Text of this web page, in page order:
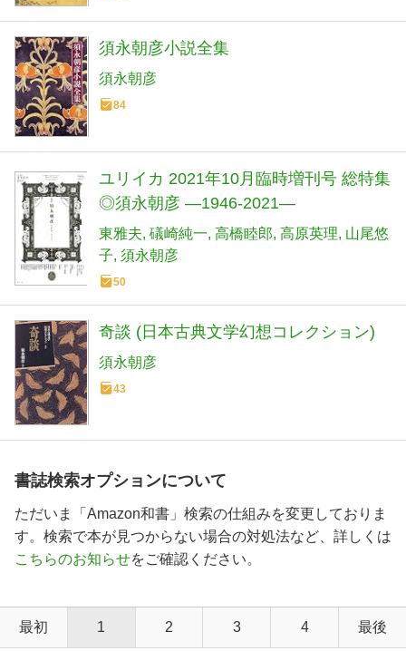
須永朝彦小説全集
須永朝彦
84
ユリイカ 2021年10月臨時増刊号 総特集
◎須永朝彦 ―1946-2021―
東雅夫 礒崎純一 高橋睦郎 高原英理 山尾悠
子 須永朝彦
50
奇談 (日本古典文学幻想コレクション)
須永朝彦
43
書誌検索オプションについて
ただいま「Amazon和書」検索の仕組みを変更しておりま
す。検索で本が見つからない場合の対処法など、詳しくは
こちらのお知らせをご確認ください。
最初 1 2 3 4 最後